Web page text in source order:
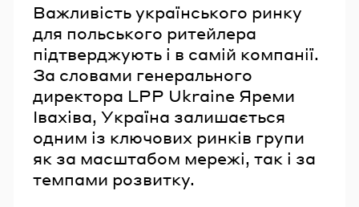
Важливість українського ринку
для польського ритейлера
підтверджують і в самій компанії.
За словами генерального
директора LPP Ukraine Яреми
Івахіва, Україна залишається
одним із ключових ринків групи
як за масштабом мережі, так і за
темпами розвитку.